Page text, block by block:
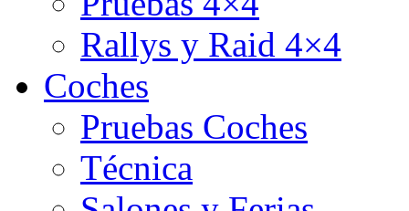
Rallys y Raid 4×4
Coches
Pruebas Coches
Técnica